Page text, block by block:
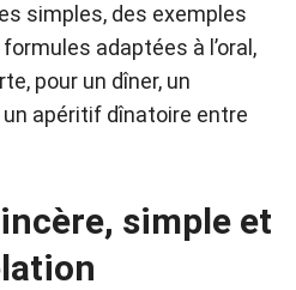
simples, des exemples
adaptées à l’oral,
pour un dîner, un
un apéritif dînatoire entre
simple et